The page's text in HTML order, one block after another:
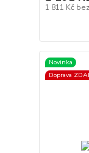
1 811 Kč
Novinka
Doprava